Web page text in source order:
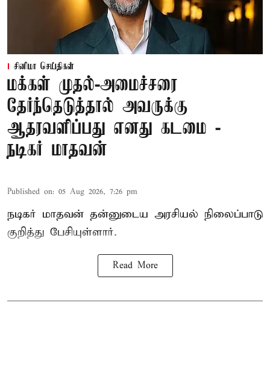
சினிமா செய்திகள்
மக்கள் முதல்-அமைச்சரை
தேர்ந்தெடுத்தால் அவருக்கு
ஆதரவளிப்பது எனது கடமை -
நடிகர் மாதவன்
Published on: 05 Aug 2026, 7:26 pm
நடிகர் மாதவன் தன்னுடைய அரசியல் நிலைப்பாடு
குறித்து பேசியுள்ளார்.
Read More